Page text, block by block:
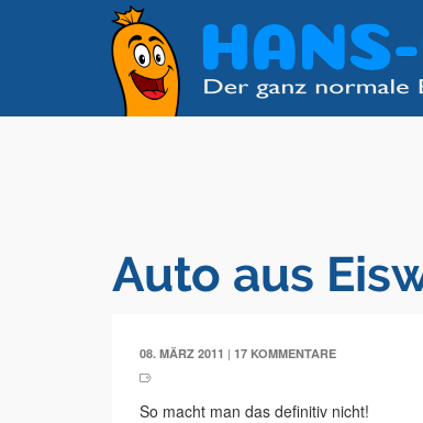
Auto aus
08. MÄRZ 2011 | 17 KOMMENTARE
So macht man das definitiv nicht!